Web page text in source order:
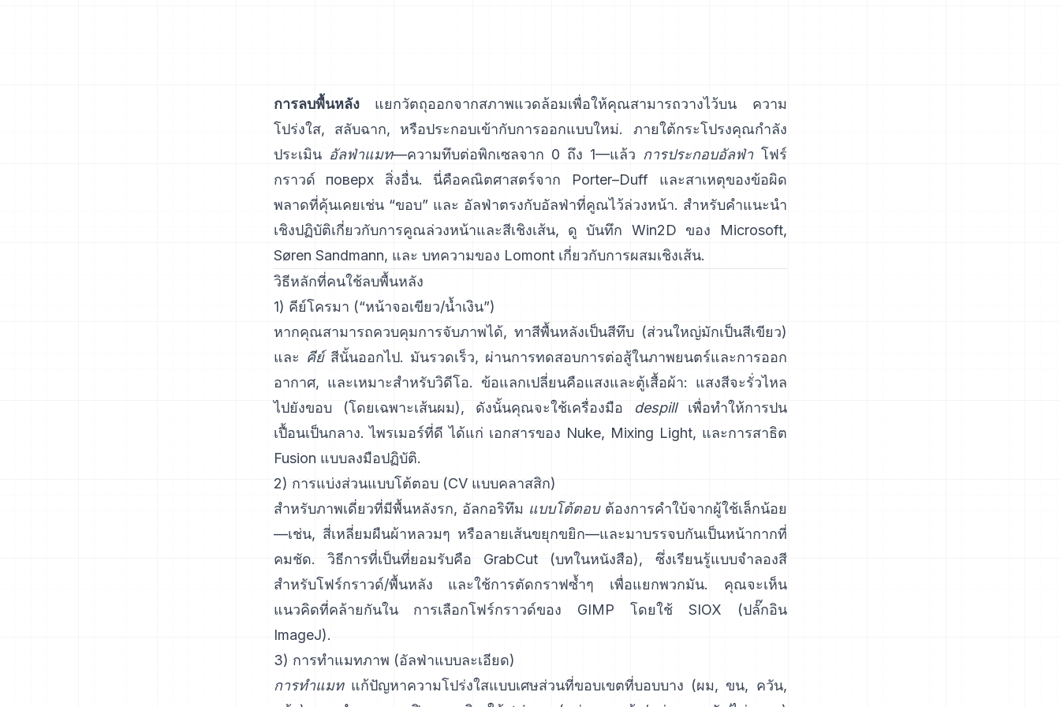
การลบพื้นหลังแยกวัตถุออกจากสภาพแวดล้อมเพื่อให้คุณสามารถวางไว้บน ความ
โปร่งใส, สลับฉาก, หรือประกอบเข้ากับการออกแบบใหม่. ภายใต้กระโปรงคุณกำลัง
ประเมิน อัลฟ่าแมท—ความทึบต่อพิกเซลจาก 0 ถึง 1—แล้ว การประกอบอัลฟ่าโฟร์
กราวด์ поверх สิ่งอื่น. นี่คือคณิตศาสตร์จาก Porter–Duffและสาเหตุของข้อผิด
พลาดที่คุ้นเคยเช่น “ขอบ” และ อัลฟ่าตรงกับอัลฟ่าที่คูณไว้ล่วงหน้า. สำหรับคำแนะนำ
เชิงปฏิบัติเกี่ยวกับการคูณล่วงหน้าและสีเชิงเส้น, ดู บันทึก Win2D ของ Microsoft,
Søren Sandmann, และ บทความของ Lomont เกี่ยวกับการผสมเชิงเส้น.
วิธีหลักที่คนใช้ลบพื้นหลัง
1) คีย์โครมา (“หน้าจอเขียว/น้ำเงิน”)
หากคุณสามารถควบคุมการจับภาพได้, ทาสีพื้นหลังเป็นสีทึบ (ส่วนใหญ่มักเป็นสีเขียว)
และ คีย์สีนั้นออกไป. มันรวดเร็ว, ผ่านการทดสอบการต่อสู้ในภาพยนตร์และการออก
อากาศ, และเหมาะสำหรับวิดีโอ. ข้อแลกเปลี่ยนคือแสงและตู้เสื้อผ้า: แสงสีจะรั่วไหล
ไปยังขอบ (โดยเฉพาะเส้นผม), ดังนั้นคุณจะใช้เครื่องมือ
despillเพื่อทำให้การปน
เปื้อนเป็นกลาง. ไพรเมอร์ที่ดี ได้แก่ เอกสารของ Nuke, Mixing Light, และการสาธิต
Fusion แบบลงมือปฏิบัติ.
2) การแบ่งส่วนแบบโต้ตอบ (CV แบบคลาสสิก)
สำหรับภาพเดี่ยวที่มีพื้นหลังรก, อัลกอริทึม แบบโต้ตอบต้องการคำใบ้จากผู้ใช้เล็กน้อย
—เช่น, สี่เหลี่ยมผืนผ้าหลวมๆ หรือลายเส้นขยุกขยิก—และมาบรรจบกันเป็นหน้ากากที่
คมชัด. วิธีการที่เป็นที่ยอมรับคือ
GrabCut (บทในหนังสือ), ซึ่งเรียนรู้แบบจำลองสี
สำหรับโฟร์กราวด์/พื้นหลัง และใช้การตัดกราฟซ้ำๆ เพื่อแยกพวกมัน. คุณจะเห็น
แนวคิดที่คล้ายกันใน การเลือกโฟร์กราวด์ของ GIMP โดยใช้ SIOX (ปลั๊กอิน
ImageJ).
3) การทำแมทภาพ (อัลฟ่าแบบละเอียด)
การทำแมทแก้ปัญหาความโปร่งใสแบบเศษส่วนที่ขอบเขตที่บอบบาง (ผม, ขน, ควัน,